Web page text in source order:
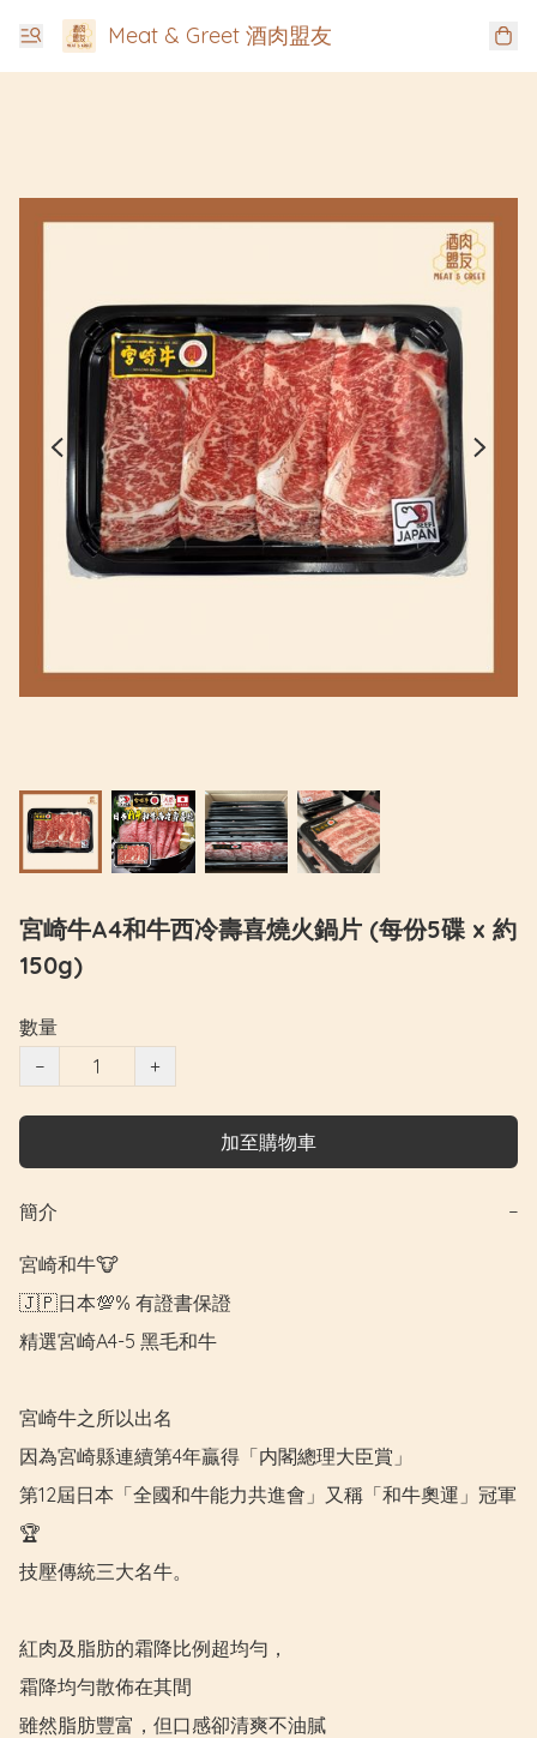
Meat & Greet 酒肉盟友
宮崎牛A4和牛西冷壽喜燒火鍋片 (每份5碟 x 約
150g)
數量
−
+
加至購物車
簡介 −
宮崎和牛🐮
🇯🇵日本💯% 有證書保證
精選宮崎A4-5 黑毛和牛
宮崎牛之所以出名
因為宮崎縣連續第4年贏得「内閣總理大臣賞」
第12屆日本「全國和牛能力共進會」又稱「和牛奧運」冠軍
🏆
技壓傳統三大名牛。
紅肉及脂肪的霜降比例超均勻，
霜降均勻散佈在其間
雖然脂肪豐富，但口感卻清爽不油膩